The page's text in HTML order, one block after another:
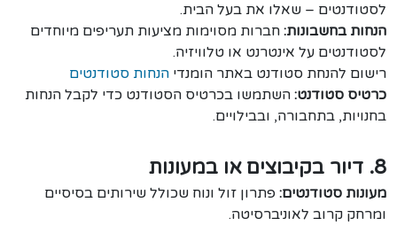
לסטודנטים – שאלו את בעל הבית.
הנחות בחשבונות: חברות מסוימות מציעות תעריפים מיוחדים
לסטודנטים על אינטרנט או טלוויזיה.
רישום להנחת סטודנט באתר הומנדי הנחות סטודנטים
כרטיס סטודנט: השתמשו בכרטיס הסטודנט כדי לקבל הנחות
בחנויות, בתחבורה, ובבילויים.
8. דיור בקיבוצים או במעונות
מעונות סטודנטים: פתרון זול ונוח שכולל שירותים בסיסיים
ומרחק קרוב לאוניברסיטה.